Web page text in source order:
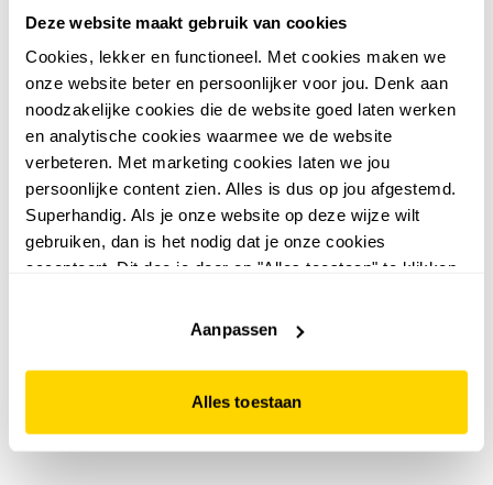
Deze website maakt gebruik van cookies
Cookies, lekker en functioneel. Met cookies maken we
onze website beter en persoonlijker voor jou. Denk aan
noodzakelijke cookies die de website goed laten werken
en analytische cookies waarmee we de website
verbeteren. Met marketing cookies laten we jou
persoonlijke content zien. Alles is dus op jou afgestemd.
Superhandig. Als je onze website op deze wijze wilt
gebruiken, dan is het nodig dat je onze cookies
accepteert. Dit doe je door op "Alles toestaan" te klikken.
website niet optimaal functioneert.
Aanpassen
Alles toestaan